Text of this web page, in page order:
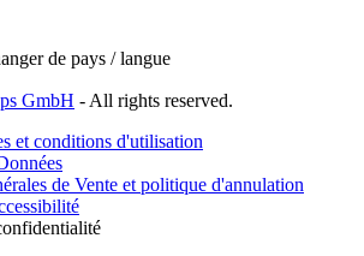
de pays / langue
GmbH - All rights reserved.
et conditions d'utilisation
de Vente et politique d'annulation